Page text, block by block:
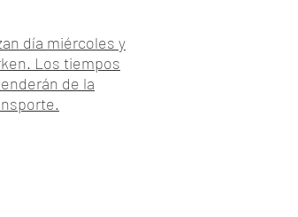
día miércoles y
Los tiempos
de la